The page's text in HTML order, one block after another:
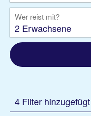
Wer reist mit?
2 Erwachsene
4 Filter hinzugefügt